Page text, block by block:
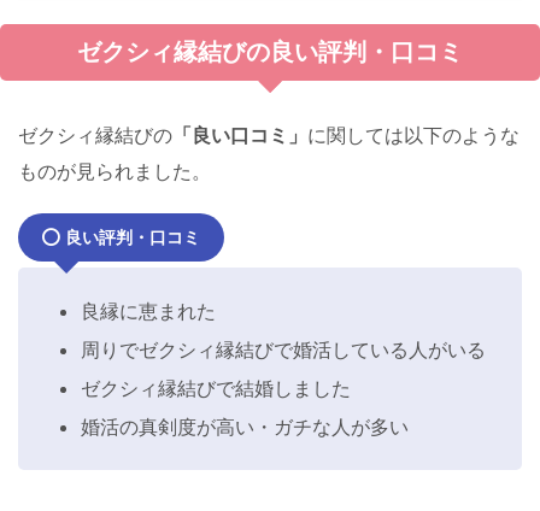
ゼクシィ縁結びの良い評判・口コミ
ゼクシィ縁結びの 「良い口コミ」 に関しては以下のような
ものが見られました。
良い評判・口コミ
良縁に恵まれた
周りでゼクシィ縁結びで婚活している人がいる
ゼクシィ縁結びで結婚しました
婚活の真剣度が高い・ガチな人が多い